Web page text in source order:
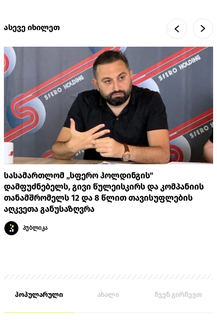
ასევე იხილეთ
სასამართლომ „სფერო ჰოლდინგის"
დამფუძნებელს, გივი წულეისკირს და კომპანიის
თანამშრომელს 12 და 8 წლით თავისუფლების
აღკვეთა განუსაზღვრა
პუბლიკა
პოპულარული ახალი ჩვენ გირჩევთ